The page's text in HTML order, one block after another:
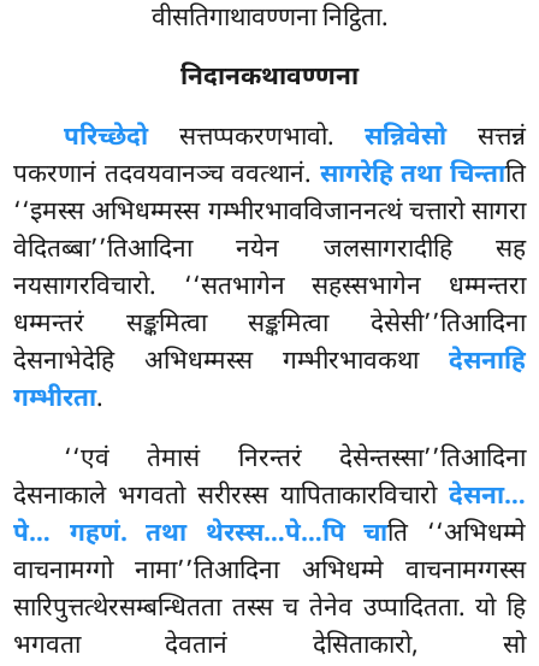
वीसतिगाथावण्णना निट्ठिता.
निदानकथावण्णना
परिच्छेदोसत्तप्पकरणभावो.सन्निवेसोसत्तन्नं
पकरणानं तदवयवानञ्च ववत्थानं. सागरेहि तथा चिन्ताति
‘‘इमस्स अभिधम्मस्स गम्भीरभावविजाननत्थं चत्तारो सागरा
वेदितब्बा’’तिआदिना नयेन जलसागरादीहि सह
नयसागरविचारो. ‘‘सतभागेन सहस्सभागेन धम्मन्तरा
धम्मन्तरं सङ्कमित्वा सङ्कमित्वा देसेसी’’तिआदिना
देसनाभेदेहि अभिधम्मस्स गम्भीरभावकथा देसनाहि
गम्भीरता.
‘‘एवं तेमासं निरन्तरं देसेन्तस्सा’’तिआदिना
देसनाकाले भगवतो सरीरस्स यापिताकारविचारो देसना…
पे… गहणं. तथा थेरस्स…पे…पि चाति ‘‘अभिधम्मे
वाचनामग्गो नामा’’तिआदिना अभिधम्मे वाचनामग्गस्स
सारिपुत्तत्थेरसम्बन्धितता तस्स च तेनेव उप्पादितता. यो हि
भगवता देवतानं देसिताकारो, सो